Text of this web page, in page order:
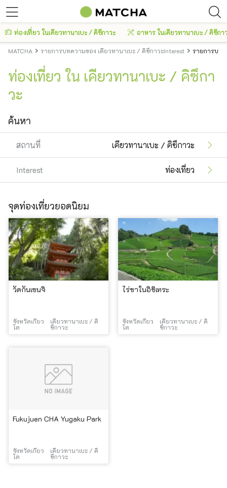
ท่องเที่ยว ในเคียวทานาเบะ / คิซึกาวะ อาหาร ในเคียวทานาเบะ / คิซึกา
MATCHA รายการบทความของ เคียวทานาเบะ / คิซึกาวะInterest รายการบท
ท่องเที่ยว ใน เคียวทานาเบะ / คิซึกา
วะ
ค้นหา
สถานที่ เคียวทานาเบะ / คิซึกาวะ
Interest ท่องเที่ยว
จุดท่องเที่ยวยอดนิยม
วัดกันเซนจิ
จังหวัดเกียว
โต
เคียวทานาเบะ / คิ
ซึกาวะ
ไร่ชาในอิชิเทระ
จังหวัดเกียว
โต
เคียวทานาเบะ / คิ
ซึกาวะ
Fukujuen CHA Yugaku Park
จังหวัดเกียว
โต
เคียวทานาเบะ / คิ
ซึกาวะ